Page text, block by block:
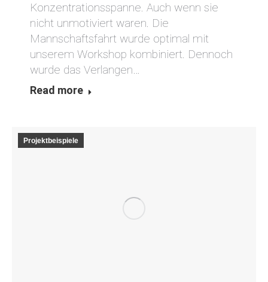
Konzentrationsspanne. Auch wenn sie
nicht unmotiviert waren. Die
Mannschaftsfahrt wurde optimal mit
unserem Workshop kombiniert. Dennoch
wurde das Verlangen…
Read more
Projektbeispiele